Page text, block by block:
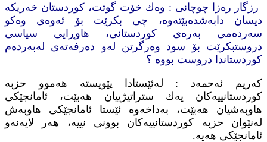
رزگار ره‌زا چوچانی : وه‌ك خۆت گوتت، كوردستان‌ خه‌ریكه‌
دیسان دابه‌شده‌بێته‌وه‌‌، چی بكرێت بۆ ئه‌وه‌ی وه‌كو
سه‌رده‌می به‌ره‌ی كوردستانی، هاوڕایی سیاسی
دروستبكرێت بۆ سود وه‌رگرتن له‌و ده‌رفه‌ته‌ی له‌به‌رده‌م
كوردستاندا دروست بووه‌ ؟
كه‌ریم ئه‌حمه‌د : له‌ئێستادا پێویسته‌ هه‌موو حزبه‌
كوردستانییه‌كان یه‌ك ستراتیژییان هه‌بێت، ئامانجێكی
هاوبه‌شیان هه‌بێت، به‌داخه‌وه‌ ئێستا ئامانجێكی هاوبه‌ش
له‌نێوان حزبه‌ كوردستانییه‌كان بوونی نییه‌، هه‌ر لایه‌نه‌و
ئامانجێكی هه‌یه‌.